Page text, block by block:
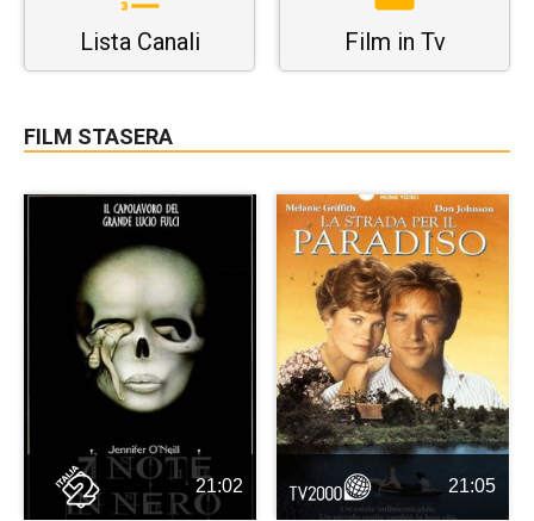
Lista Canali Film in Tv
FILM STASERA
21:02 21:05